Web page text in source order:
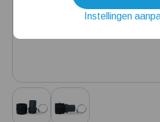
Tuin besproeien? Lees hier welke
Installatie van een beregenings- /
Instellingen